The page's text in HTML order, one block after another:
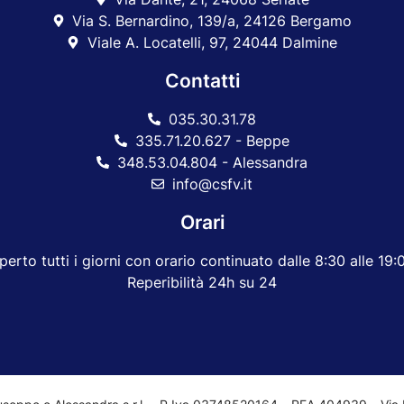
Via S. Bernardino, 139/a, 24126 Bergamo
Viale A. Locatelli, 97, 24044 Dalmine
Contatti
035.30.31.78
335.71.20.627 - Beppe
348.53.04.804 - Alessandra
info@csfv.it
Orari
tutti i giorni con orario continuato dalle 8:30 alle
Reperibilità 24h su 24